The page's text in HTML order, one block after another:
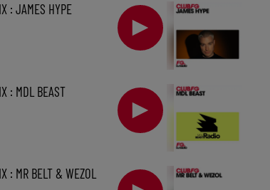
: JAMES HYPE
: MDL BEAST
: MR BELT & WEZOL